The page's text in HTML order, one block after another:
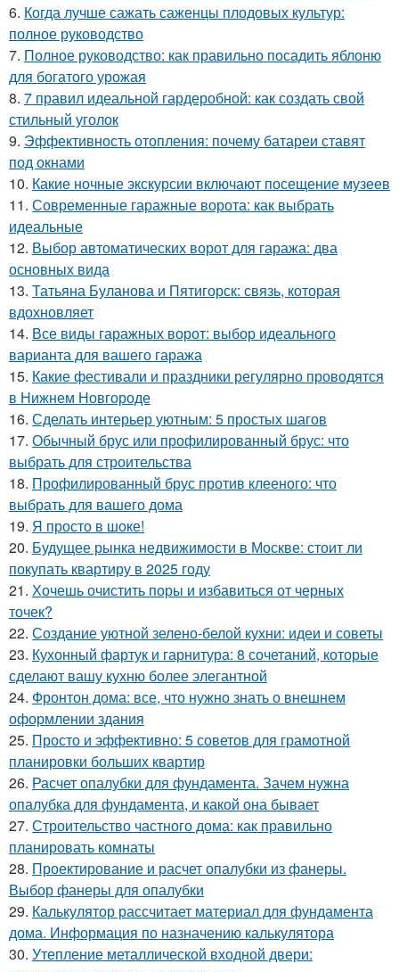
6. Когда лучше сажать саженцы плодовых культур:
полное руководство
7. Полное руководство: как правильно посадить яблоню
для богатого урожая
8. 7 правил идеальной гардеробной: как создать свой
стильный уголок
9. Эффективность отопления: почему батареи ставят
под окнами
10. Какие ночные экскурсии включают посещение музеев
11. Современные гаражные ворота: как выбрать
идеальные
12. Выбор автоматических ворот для гаража: два
основных вида
13. Татьяна Буланова и Пятигорск: связь, которая
вдохновляет
14. Все виды гаражных ворот: выбор идеального
варианта для вашего гаража
15. Какие фестивали и праздники регулярно проводятся
в Нижнем Новгороде
16. Сделать интерьер уютным: 5 простых шагов
17. Обычный брус или профилированный брус: что
выбрать для строительства
18. Профилированный брус против клееного: что
выбрать для вашего дома
19. Я просто в шоке!
20. Будущее рынка недвижимости в Москве: стоит ли
покупать квартиру в 2025 году
21. Хочешь очистить поры и избавиться от черных
точек?
22. Создание уютной зелено-белой кухни: идеи и советы
23. Кухонный фартук и гарнитура: 8 сочетаний, которые
сделают вашу кухню более элегантной
24. Фронтон дома: все, что нужно знать о внешнем
оформлении здания
25. Просто и эффективно: 5 советов для грамотной
планировки больших квартир
26. Расчет опалубки для фундамента. Зачем нужна
опалубка для фундамента, и какой она бывает
27. Строительство частного дома: как правильно
планировать комнаты
28. Проектирование и расчет опалубки из фанеры.
Выбор фанеры для опалубки
29. Калькулятор рассчитает материал для фундамента
дома. Информация по назначению калькулятора
30. Утепление металлической входной двери: